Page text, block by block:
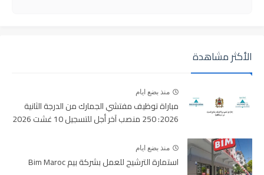
الأكثر مشاهدة
منذ بضع ايام
مباراة توظيف مفتشي الجمارك من الدرجة الثانية
2026: 250 منصب آخر أجل للتسجيل 10 غشت 2026
منذ بضع ايام
استمارة الترشيح للعمل بشركة بيم Bim Maroc